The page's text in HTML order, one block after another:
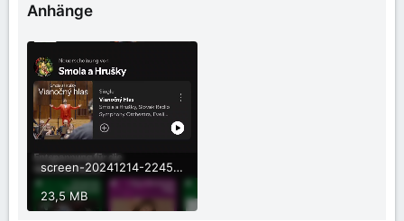
Anhänge
screen-20241214-224555.mp4
23,5 MB